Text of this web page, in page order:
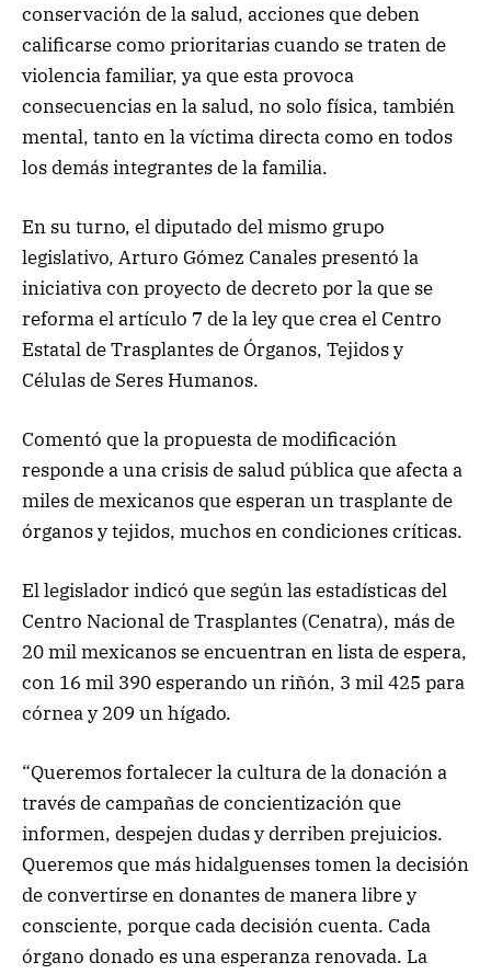
conservación de la salud, acciones que deben
calificarse como prioritarias cuando se traten de
violencia familiar, ya que esta provoca
consecuencias en la salud, no solo física, también
mental, tanto en la víctima directa como en todos
los demás integrantes de la familia.
En su turno, el diputado del mismo grupo
legislativo, Arturo Gómez Canales presentó la
iniciativa con proyecto de decreto por la que se
reforma el artículo 7 de la ley que crea el Centro
Estatal de Trasplantes de Órganos, Tejidos y
Células de Seres Humanos.
Comentó que la propuesta de modificación
responde a una crisis de salud pública que afecta a
miles de mexicanos que esperan un trasplante de
órganos y tejidos, muchos en condiciones críticas.
El legislador indicó que según las estadísticas del
Centro Nacional de Trasplantes (Cenatra), más de
20 mil mexicanos se encuentran en lista de espera,
con 16 mil 390 esperando un riñón, 3 mil 425 para
córnea y 209 un hígado.
“Queremos fortalecer la cultura de la donación a
través de campañas de concientización que
informen, despejen dudas y derriben prejuicios.
Queremos que más hidalguenses tomen la decisión
de convertirse en donantes de manera libre y
consciente, porque cada decisión cuenta. Cada
órgano donado es una esperanza renovada. La